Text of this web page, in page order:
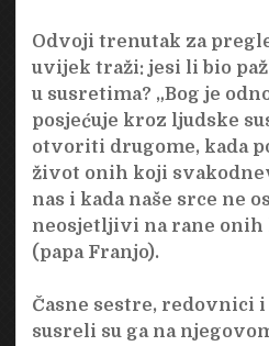
Odvoji trenutak za
uvijek traži: jesi li bio
u susretima? „Bog je
posjećuje kroz ljudske
otvoriti drugome, kada
život onih koji
nas i kada naše srce ne
neosjetljivi na rane
(papa Franjo).
Časne sestre, redovnici
susreli su ga na